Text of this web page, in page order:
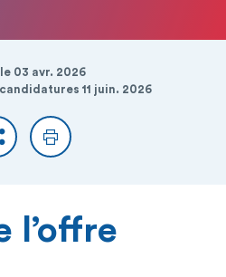
03 avr. 2026
11 juin. 2026
PartagerImprimer
l’offre